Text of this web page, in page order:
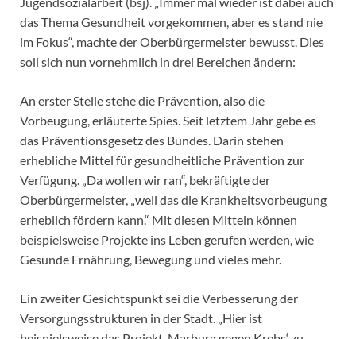
das Thema Gesundheit vorgekommen, aber es stand nie
im Fokus“, machte der Oberbürgermeister bewusst. Dies
soll sich nun vornehmlich in drei Bereichen ändern:
An erster Stelle stehe die Prävention, also die
Vorbeugung, erläuterte Spies. Seit letztem Jahr gebe es
das Präventionsgesetz des Bundes. Darin stehen
erhebliche Mittel für gesundheitliche Prävention zur
Verfügung. „Da wollen wir ran“, bekräftigte der
Oberbürgermeister, „weil das die Krankheitsvorbeugung
erheblich fördern kann.“ Mit diesen Mitteln können
beispielsweise Projekte ins Leben gerufen werden, wie
Gesunde Ernährung, Bewegung und vieles mehr.
Ein zweiter Gesichtspunkt sei die Verbesserung der
Versorgungsstrukturen in der Stadt. „Hier ist